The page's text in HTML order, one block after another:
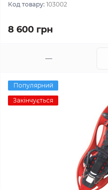
Код товару: 103002
8 600 грн
Популярний
Закінчується